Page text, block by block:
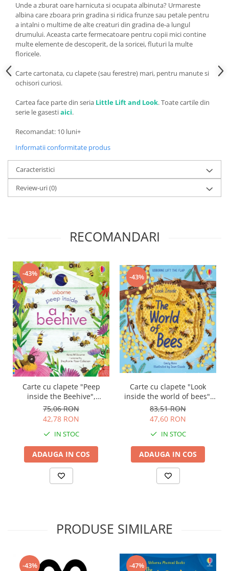
Unde a zburat oare harnicuta si ocupata albinuta? Urmareste
albina care zboara prin gradina si ridica frunze sau petale pentru
a intalni o multime de alte creaturi din gradina de-a lungul
drumului. Aceasta carte fermecatoare pentru copii mici contine
multe elemente de descoperit, de la soricei, fluturi la multe
floricele.
Carte cartonata, cu clapete (sau ferestre) mari, pentru manute si
ochisori curiosi.
Cartea face parte din seria Little Lift and Look. Toate cartile din
serie le gasestiaici.
Recomandat: 10 luni+
Informatii conformitate produs
Caracteristici
Review-uri(0)
RECOMANDARI
-43%
Carte cu clapete "Peep
inside the Beehive",
Usborne
75,06 RON
42,78 RON
IN STOC
ADAUGA IN COS
-43%
Carte cu clapete "Look
inside the world of bees",
Usborne
83,51 RON
47,60 RON
IN STOC
ADAUGA IN COS
PRODUSE SIMILARE
-43% -47%